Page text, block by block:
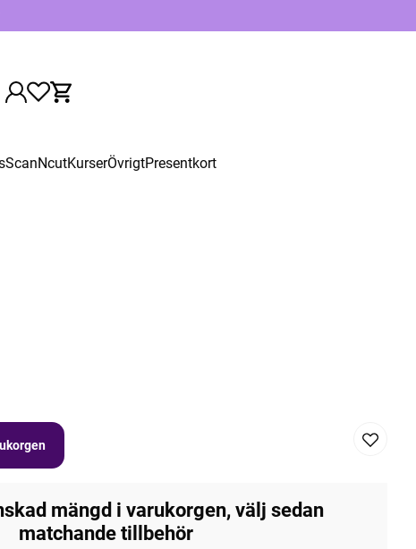
ScanNcutKurserÖvrigtPresentkort
mängd i varukorgen, välj sedan
matchande tillbehör